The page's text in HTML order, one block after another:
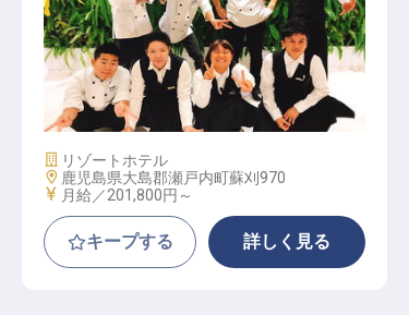
調理・調理補助（寮費・光熱費無料
／完全週休2日／1泊2日の試泊OK）
施設業態
リゾートホテル
勤務地
鹿児島県大島郡瀬戸内町蘇刈970
給与
月給／201,800円～
キープする 詳しく見る